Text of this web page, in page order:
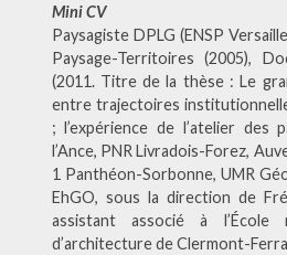
Mini CV
Paysagiste DPLG (ENSP
Paysage-Territoires (2005),
(2011. Titre de la thèse : Le
entre trajectoires
; l’expérience de l’atelier des
l’Ance, PNR Livradois-Forez,
1 Panthéon-Sorbonne, UMR
EhGO, sous la direction de
assistant associé à l’École
d’architecture de Clermont-